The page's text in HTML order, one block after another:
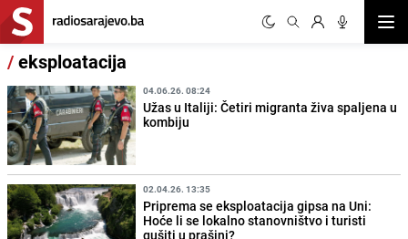
/eksploatacija
04.06.26. 08:24
Užas u Italiji: Četiri migranta živa spaljena u
kombiju
02.04.26. 13:35
Priprema se eksploatacija gipsa na Uni:
Hoće li se lokalno stanovništvo i turisti
gušiti u prašini?